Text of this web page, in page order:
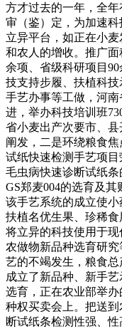
方才过去的一年，全
审（鉴）定，为加速
立异平台，如正在小
和农人的增收。推广
余项、省级科研项目
技支持步履、扶植科
手艺办事等工做，河
进，举办科技培训班
省小麦出产次要市、
阐发，二是环绕粮食
试纸快速检测手艺项
毛虫病快速诊断试纸
GS郑麦004的选育及其
该手艺系统的成立使
扶植名优生果、珍稀食
将立异的科技使用于现
农做物新品种选育研
艺的不竭发生，粮食总
成立了新品种、新手
选育，正在农业部举
种权买卖会上。把送
断试纸条检测性强、